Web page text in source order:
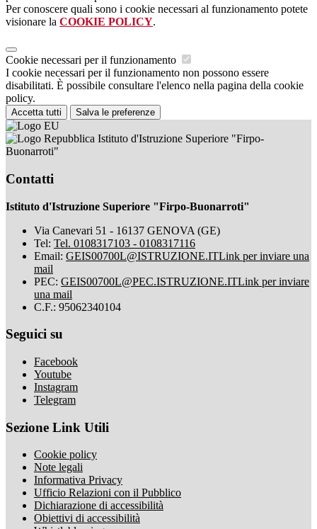
Per conoscere quali sono i cookie necessari al funzionamento potete
visionare la COOKIE POLICY.
Cookie necessari per il funzionamento
I cookie necessari per il funzionamento non possono essere
disabilitati. È possibile consultare l'elenco nella pagina della cookie
policy.
Accetta tutti Salva le preferenze
Istituto d'Istruzione Superiore "Firpo-
Buonarroti"
Contatti
Istituto d'Istruzione Superiore "Firpo-Buonarroti"
Via Canevari 51 - 16137 GENOVA (GE)
Tel: Tel. 0108317103 - 0108317116
Email: GEIS00700L@ISTRUZIONE.ITLink per inviare una
mail
PEC: GEIS00700L@PEC.ISTRUZIONE.ITLink per inviare
una mail
C.F.: 95062340104
Seguici su
Facebook
Youtube
Instagram
Telegram
Sezione Link Utili
Cookie policy
Note legali
Informativa Privacy
Ufficio Relazioni con il Pubblico
Dichiarazione di accessibilità
Obiettivi di accessibilità